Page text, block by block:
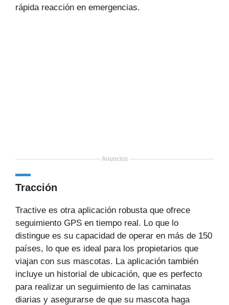
rápida reacción en emergencias.
Anuncios
Tracción
Tractive es otra aplicación robusta que ofrece
seguimiento GPS en tiempo real. Lo que lo
distingue es su capacidad de operar en más de 150
países, lo que es ideal para los propietarios que
viajan con sus mascotas. La aplicación también
incluye un historial de ubicación, que es perfecto
para realizar un seguimiento de las caminatas
diarias y asegurarse de que su mascota haga